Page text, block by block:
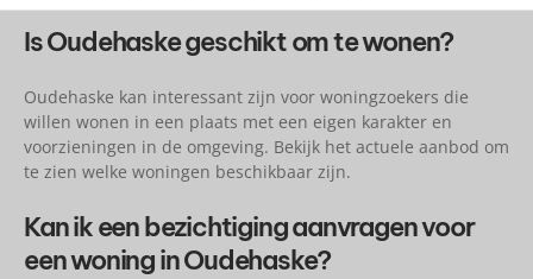
Is Oudehaske geschikt om te wonen?
Oudehaske kan interessant zijn voor woningzoekers die
willen wonen in een plaats met een eigen karakter en
voorzieningen in de omgeving. Bekijk het actuele aanbod om
te zien welke woningen beschikbaar zijn.
Kan ik een bezichtiging aanvragen voor
een woning in Oudehaske?